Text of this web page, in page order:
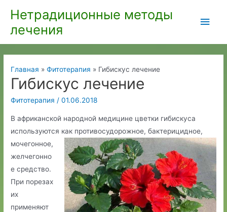
содержимому
Нетрадиционные методы
лечения
Главная Фитотерапия Гибискус лечение
Гибискус лечение
Фитотерапия /01.06.2018
В африканской народной медицине цветки гибискуса
используются как противосудорожное, бактерицидное,
мочегонное,
желчегонно
е средство.
При порезах
их
применяют